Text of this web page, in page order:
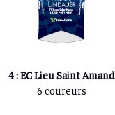
4 : EC Lieu Saint Amand
6 coureurs